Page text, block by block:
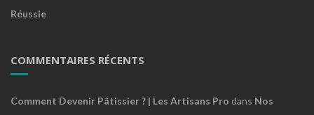
Réussie
COMMENTAIRES RÉCENTS
Comment Devenir Pâtissier ? | Les Artisans Pro dans Nos